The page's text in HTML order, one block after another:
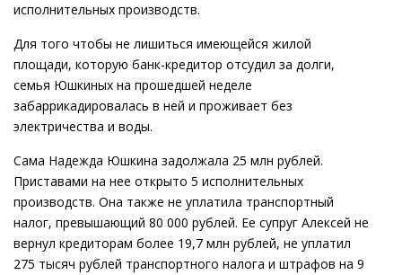
исполнительных производств.
Для того чтобы не лишиться имеющейся жилой
площади, которую банк-кредитор отсудил за долги,
семья Юшкиных на прошедшей неделе
забаррикадировалась в ней и проживает без
электричества и воды.
Сама Надежда Юшкина задолжала 25 млн рублей.
Приставами на нее открыто 5 исполнительных
производств. Она также не уплатила транспортный
налог, превышающий 80 000 рублей. Ее супруг Алексей не
вернул кредиторам более 19,7 млн рублей, не уплатил
275 тысяч рублей транспортного налога и штрафов на 9